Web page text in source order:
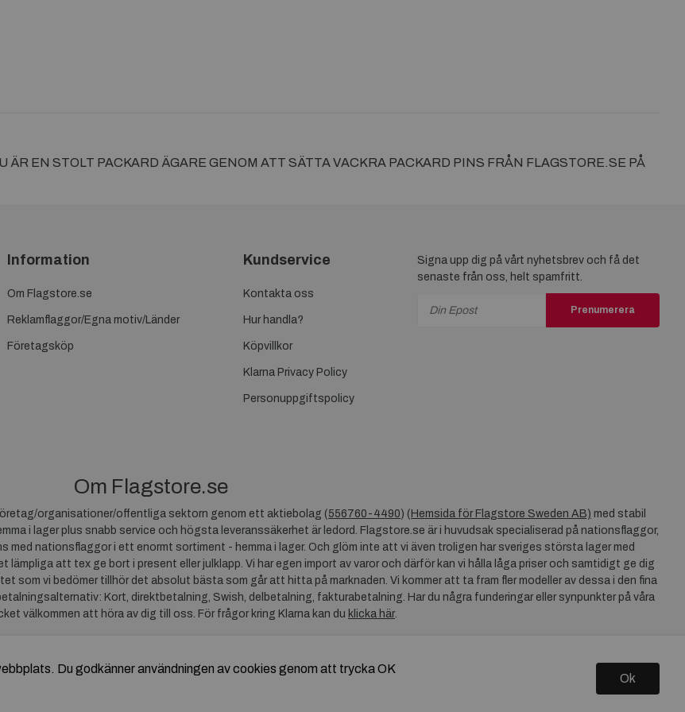
EN STOLT PACKARD ÄGARE GENOM ATT SÄTTA VACKRA PACKARD PINS FRÅN FLAGSTORE.SE PÅ
Information
Om Flagstore.se
Reklamflaggor/Egna motiv/Länder
Företagsköp
Kundservice
Kontakta oss
Hur handla?
Köpvillkor
Klarna Privacy Policy
Personuppgiftspolicy
Signa upp dig på vårt nyhetsbrev och få det
senaste från oss, helt spamfritt.
Prenumerera
Om Flagstore.se
organisationer/offentliga sektorn genom ett aktiebolag (556760-4490) ( Hemsida för Flagstore Sweden AB) med stabil
i lager plus snabb service och högsta leveranssäkerhet är ledord. Flagstore.se är i huvudsak specialiserad på nationsflaggor,
med nationsflaggor i ett enormt sortiment - hemma i lager. Och glöm inte att vi även troligen har sveriges största lager med
att tex ge bort i present eller julklapp. Vi har egen import av varor och därför kan vi hålla låga priser och samtidigt ge dig
som vi bedömer tillhör det absolut bästa som går att hitta på marknaden. Vi kommer att ta fram fler modeller av dessa i den fina
Kort, direktbetalning, Swish, delbetalning, fakturabetalning. Har du några funderingar eller synpunkter på våra
välkommen att höra av dig till oss. För frågor kring Klarna kan du klicka här.
Copyright © 2026 Flagstore.se Skapad med Vendre
Du godkänner användningen av cookies genom att trycka OK
Ok